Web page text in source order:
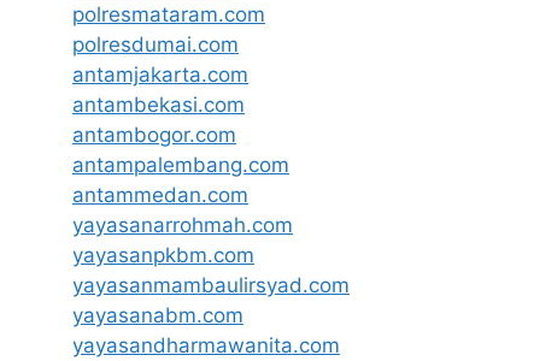
polresmataram.com
polresdumai.com
antamjakarta.com
antambekasi.com
antambogor.com
antampalembang.com
antammedan.com
yayasanarrohmah.com
yayasanpkbm.com
yayasanmambaulirsyad.com
yayasanabm.com
yayasandharmawanita.com